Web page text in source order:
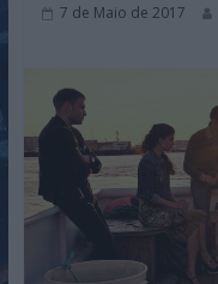
7 de Maio de 2017